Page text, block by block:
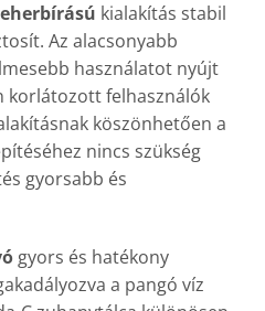
kialakítás stabil
Az alacsonyabb
használatot nyújt
korlátozott felhasználók
köszönhetően a
nincs szükség
gyorsabb és
gyors és hatékony
a pangó víz